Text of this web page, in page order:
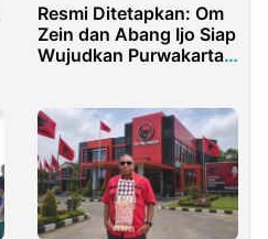
Resmi Ditetapkan: Om
Zein dan Abang Ijo Siap
Wujudkan Purwakarta